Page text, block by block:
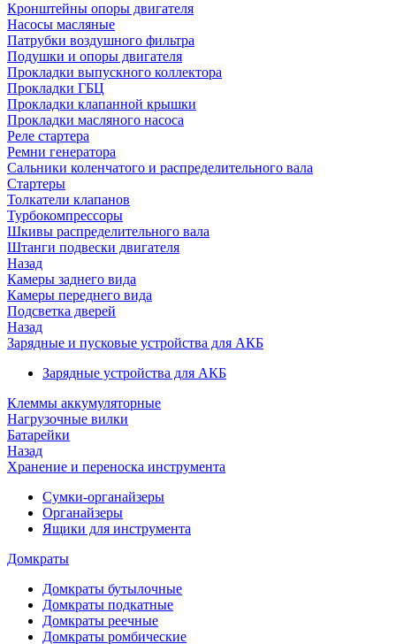
Кронштейны опоры двигателя
Насосы масляные
Патрубки воздушного фильтра
Подушки и опоры двигателя
Прокладки выпускного коллектора
Прокладки ГБЦ
Прокладки клапанной крышки
Прокладки масляного насоса
Реле стартера
Ремни генератора
Сальники коленчатого и распределительного вала
Стартеры
Толкатели клапанов
Турбокомпрессоры
Шкивы распределительного вала
Штанги подвески двигателя
Назад
Камеры заднего вида
Камеры переднего вида
Подсветка дверей
Назад
Зарядные и пусковые устройства для АКБ
Зарядные устройства для АКБ
Клеммы аккумуляторные
Нагрузочные вилки
Батарейки
Назад
Хранение и переноска инструмента
Сумки-органайзеры
Органайзеры
Ящики для инструмента
Домкраты
Домкраты бутылочные
Домкраты подкатные
Домкраты реечные
Домкраты ромбические